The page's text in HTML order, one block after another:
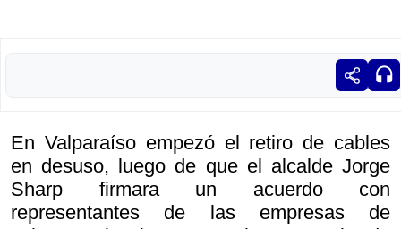
En Valparaíso empezó el retiro de cables
en desuso, luego de que el alcalde Jorge
Sharp firmara un acuerdo con
representantes de las empresas de